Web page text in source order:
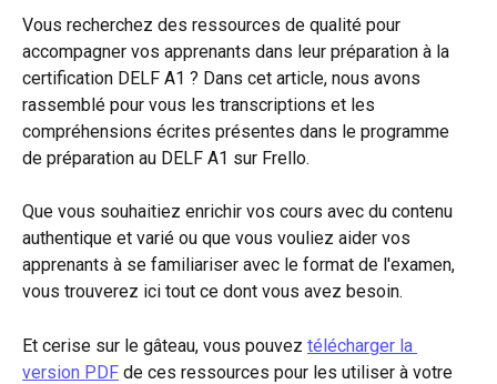
Vous recherchez des ressources de qualité pour
accompagner vos apprenants dans leur préparation à la
certification DELF A1 ? Dans cet article, nous avons
rassemblé pour vous les transcriptions et les
compréhensions écrites présentes dans le programme
de préparation au DELF A1 sur Frello.
Que vous souhaitiez enrichir vos cours avec du contenu
authentique et varié ou que vous vouliez aider vos
apprenants à se familiariser avec le format de l'examen,
vous trouverez ici tout ce dont vous avez besoin.
Et cerise sur le gâteau, vous pouvez télécharger la
version PDF de ces ressources pour les utiliser à votre